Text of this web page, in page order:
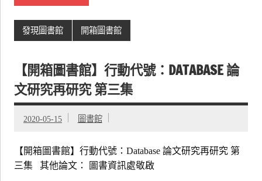
發現圖書館 開箱圖書館
【開箱圖書館】行動代號：DATABASE 論
文研究再研究 第三集
2020-05-15 圖書館
【開箱圖書館】行動代號：Database 論文研究再研究 第
三集 其他論文： 圖書資訊處敬啟